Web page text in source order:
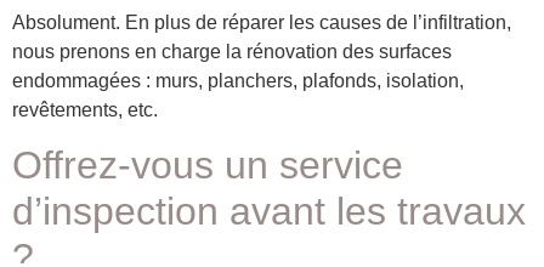
Absolument. En plus de réparer les causes de l’infiltration,
nous prenons en charge la rénovation des surfaces
endommagées : murs, planchers, plafonds, isolation,
revêtements, etc.
Offrez-vous un service
d’inspection avant les travaux
?